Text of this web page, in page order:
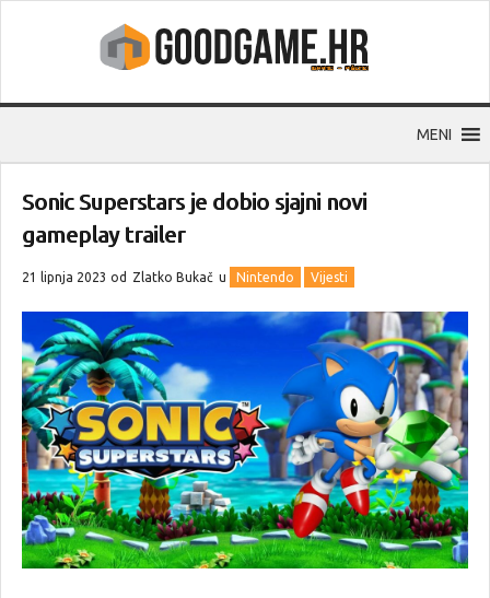
MENI
Sonic Superstars je dobio sjajni novi
gameplay trailer
21 lipnja 2023 od Zlatko Bukač u Nintendo Vijesti